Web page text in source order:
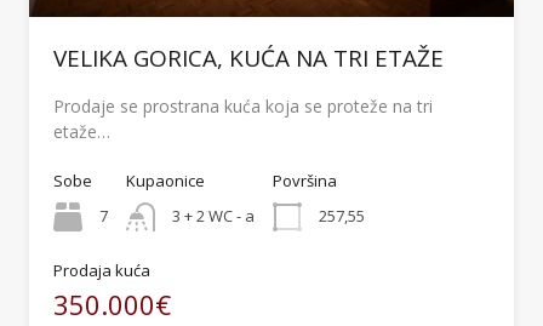
VELIKA GORICA, KUĆA NA TRI ETAŽE
Prodaje se prostrana kuća koja se proteže na tri
etaže…
Sobe
7
Kupaonice
3 + 2 WC - a
Površina
257,55
Prodaja kuća
350.000€